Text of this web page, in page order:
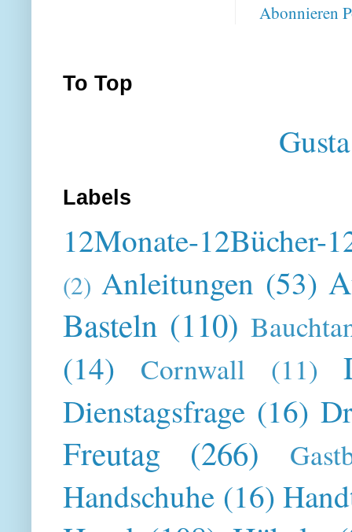
Abonnieren
To Top
Labels
12Monate-12Bücher-
(2) Anleitungen (53)
Basteln (110)
(14) Cornwall (11)
Dienstagsfrage (16)
Freutag (266)
Handschuhe (16)